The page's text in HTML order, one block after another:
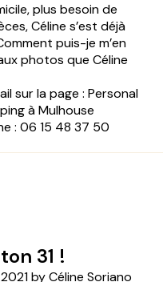
plus besoin de
Céline s’est déjà
puis-je m’en
photos que Céline
sur la page : Personal
à Mulhouse
: 06 15 48 37 50
31 !
byCéline Soriano